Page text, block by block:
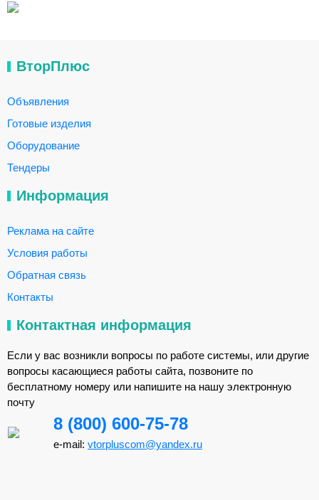
ВторПлюс
Объявления
Готовые изделия
Оборудование
Тендеры
Информация
Реклама на сайте
Условия работы
Обратная связь
Контакты
Контактная информация
Если у вас возникли вопросы по работе системы, или другие
вопросы касающиеся работы сайта, позвоните по
бесплатному номеру или напишите на нашу электронную
почту
8 (800) 600-75-78
e-mail: vtorpluscom@yandex.ru